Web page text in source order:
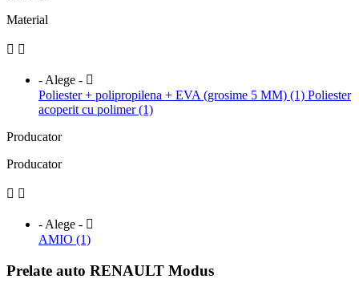
Material
 
- Alege - 
Poliester + polipropilena + EVA (grosime 5 MM) (1) Poliester
acoperit cu polimer (1)
Producator
Producator
 
- Alege - 
AMIO (1)
Prelate auto RENAULT Modus